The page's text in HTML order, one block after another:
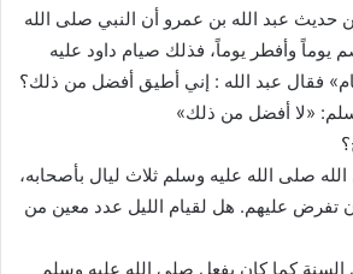
عبد الله بن عمرو أن النبي صلى الله
يوماً وأفطر يوماً، فذلك صيام داود عليه
فقال عبد الله : إني أطيق أفضل من ذلك؟
«لا أفضل من ذلك»
صلى الله عليه وسلم ثلاث ليال بأصحابه،
تفرض عليهم. هل لقيام الليل عدد معين من
كما كان يفعل صلى الله عليه وسلم